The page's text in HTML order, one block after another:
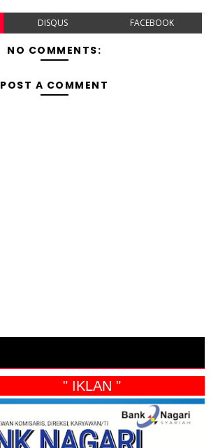
DISQUS FACEBOOK
NO COMMENTS:
POST A COMMENT
" IKLAN "